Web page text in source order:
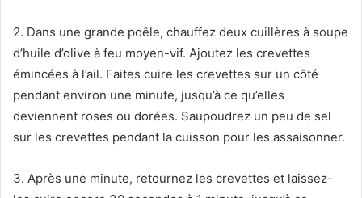
2. Dans une grande poêle, chauffez deux cuillères à soupe
d’huile d’olive à feu moyen-vif. Ajoutez les crevettes
émincées à l’ail. Faites cuire les crevettes sur un côté
pendant environ une minute, jusqu’à ce qu’elles
deviennent roses ou dorées. Saupoudrez un peu de sel
sur les crevettes pendant la cuisson pour les assaisonner.
3. Après une minute, retournez les crevettes et laissez-